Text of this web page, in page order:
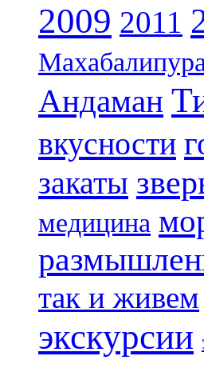
2009 2011
Андаман
вкусности
закаты
медицина
так и живем
экскурсии